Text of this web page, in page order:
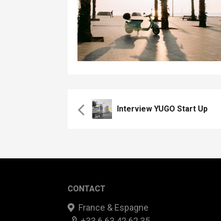
Interview YUGO Start Up
CONTACT
France & Espagne